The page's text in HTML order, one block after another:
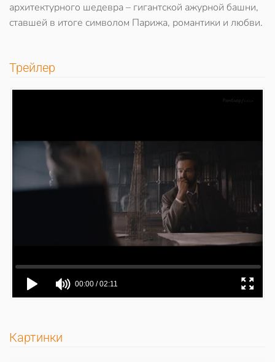
архитектурного шедевра – гигантской ажурной башни,
ставшей в итоге символом Парижа, романтики и любви.
Трейлер
Картинки